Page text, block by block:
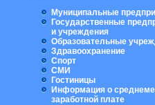
Муниципальные
Государственные
и учреждения
Образовательные
Здравоохранение
Спорт
СМИ
Гостиницы
Информация о
заработной плате